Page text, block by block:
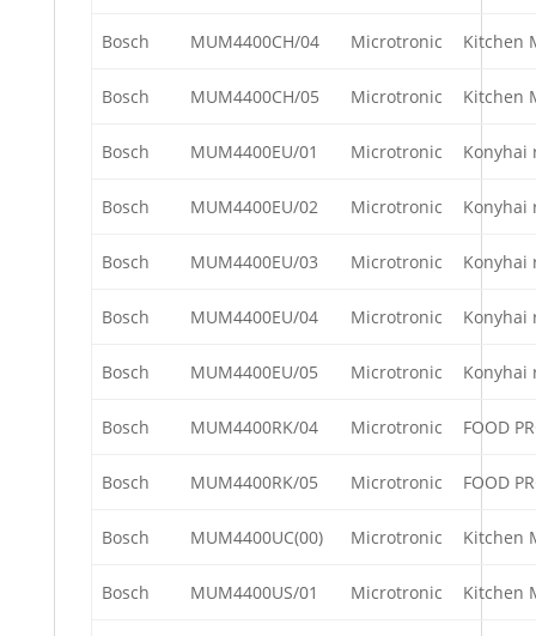
Bosch MUM4400CH/04 Microtronic Kitchen
Bosch MUM4400CH/05 Microtronic Kitchen
Bosch MUM4400EU/01 Microtronic Konyhai
Bosch MUM4400EU/02 Microtronic Konyhai
Bosch MUM4400EU/03 Microtronic Konyhai
Bosch MUM4400EU/04 Microtronic Konyhai
Bosch MUM4400EU/05 Microtronic Konyhai
Bosch MUM4400RK/04 Microtronic FOOD
Bosch MUM4400RK/05 Microtronic FOOD
Bosch MUM4400UC(00) Microtronic Kitchen
Bosch MUM4400US/01 Microtronic Kitchen